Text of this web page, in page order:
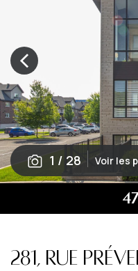
1 / 28 Voir les
281, RUE